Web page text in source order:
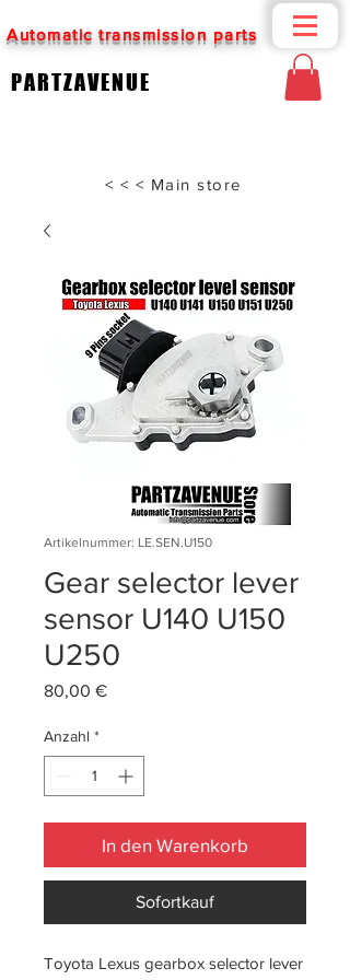
Automatic transmission parts
PARTZAVENUE
< < < Main store
Artikelnummer: LE.SEN.U150
Gear selector lever
sensor U140 U150
U250
80,00 €Preis
Anzahl *
In den Warenkorb
Sofortkauf
Toyota Lexus gearbox selector lever